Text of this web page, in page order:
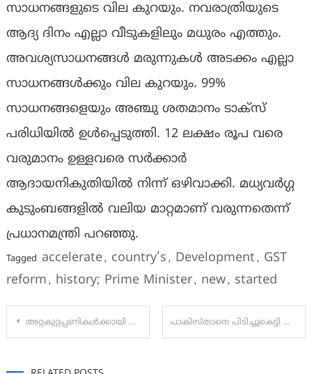
സാധനങ്ങളുടെ വില കുറയും. നവരാത്രിയുടെ
ആദ്യ ദിനം എല്ലാ വീടുകളിലും മധുരം എത്തും.
അവശ്യസാധനങ്ങൾ മരുന്നുകൾ അടക്കം എല്ലാ
സാധനങ്ങൾക്കും വില കുറയും. 99%
സാധനങ്ങളെയും അഞ്ചു ശതമാനം ടാക്സ്
പരിധിയിൽ ഉൾപ്പെടുത്തി. 12 ലക്ഷം രൂപ വരെ
വരുമാനം ഉള്ളവരെ സർക്കാർ
ആദായനികുതിയിൽ നിന്ന് ഒഴിവാക്കി. മധ്യവർഗ്ഗ
കുടുംബങ്ങളിൽ വലിയ മാറ്റമാണ് വരുന്നതെന്ന്
പ്രധാനമന്ത്രി പറഞ്ഞു.
Tagged accelerate, country's , Development , GST
reform , history; Prime Minister, new, started
Post
അറ്റകുറ്റപ്പണികൾക്കായി സന്നിധാനത്ത് നിന്ന് കൊണ്ടുപോയ ദ്വാരപാലക ശിൽപ്പത്തിന്റെ സ്വർണപ്പാളികൾ തിരിച്ചെത്തിച്ചു പാകിസ്താനെ പിടിച്ചുകെട്ടി ഇന്ത്യ; ജയിക്കാൻ വേണ്ടത് 172 റൺസ്